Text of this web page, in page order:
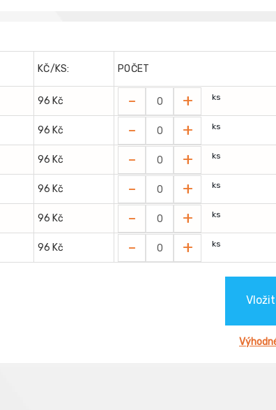
KČ/KS: POČET
96 Kč - + ks
96 Kč - + ks
96 Kč - + ks
96 Kč - + ks
96 Kč - + ks
96 Kč - + ks